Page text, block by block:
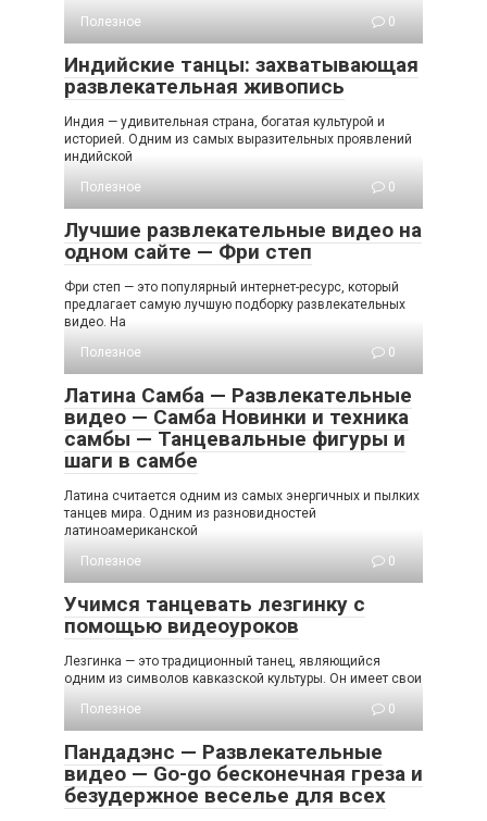
Полезное
0
Индийские танцы: захватывающая
развлекательная живопись
Индия — удивительная страна, богатая культурой и
историей. Одним из самых выразительных проявлений
индийской
Полезное
0
Лучшие развлекательные видео на
одном сайте — Фри степ
Фри степ — это популярный интернет-ресурс, который
предлагает самую лучшую подборку развлекательных
видео. На
Полезное
0
Латина Самба — Развлекательные
видео — Самба Новинки и техника
самбы — Танцевальные фигуры и
шаги в самбе
Латина считается одним из самых энергичных и пылких
танцев мира. Одним из разновидностей
латиноамериканской
Полезное
0
Учимся танцевать лезгинку с
помощью видеоуроков
Лезгинка — это традиционный танец, являющийся
одним из символов кавказской культуры. Он имеет свои
Полезное
0
Пандадэнс — Развлекательные
видео — Go-go бесконечная греза и
безудержное веселье для всех